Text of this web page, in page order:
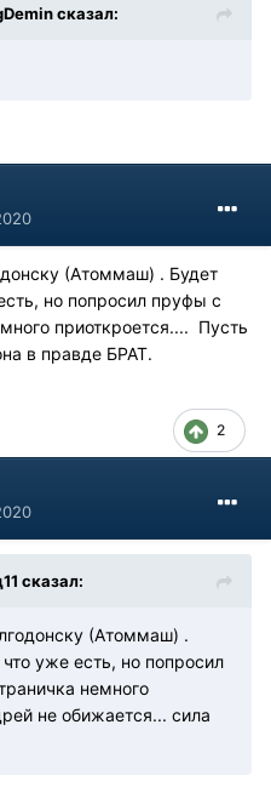
сказал:
(Атоммаш) . Будет
но попросил пруфы с
приоткроется.... Пусть
в правде БРАТ.
2
сказал:
(Атоммаш) .
уже есть, но попросил
немного
не обижается... сила